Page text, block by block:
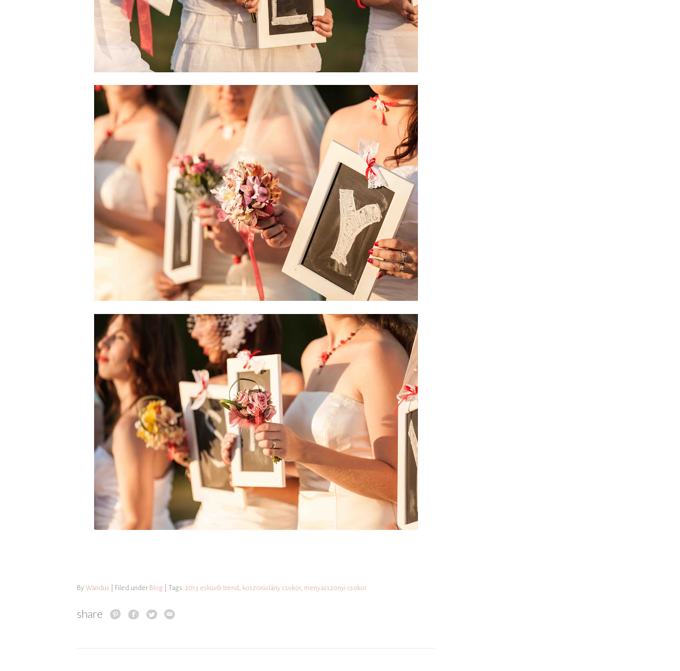
By Wandus | Filed under Blog | Tags: 2013 esküvői trend, koszorúslány csokor, menyasszonyi csokor
share